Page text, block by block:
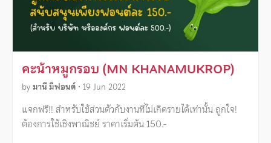
คะน้าหมูกรอบ (MN KHANAMUKROP)
byมานี มีฟอนต์ • 19 Jun 2022
แจกฟรี!! สำหรับใช้ส่วนตัวกับงานที่ไม่เกิดรายได้เท่านั้น ถูกใจ!
ต้องการใช้เชิงพาณิชย์ ราคาเริ่มต้น 150.-